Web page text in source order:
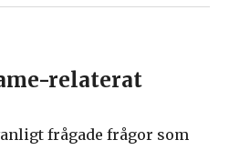
relaterat
frågade frågor som